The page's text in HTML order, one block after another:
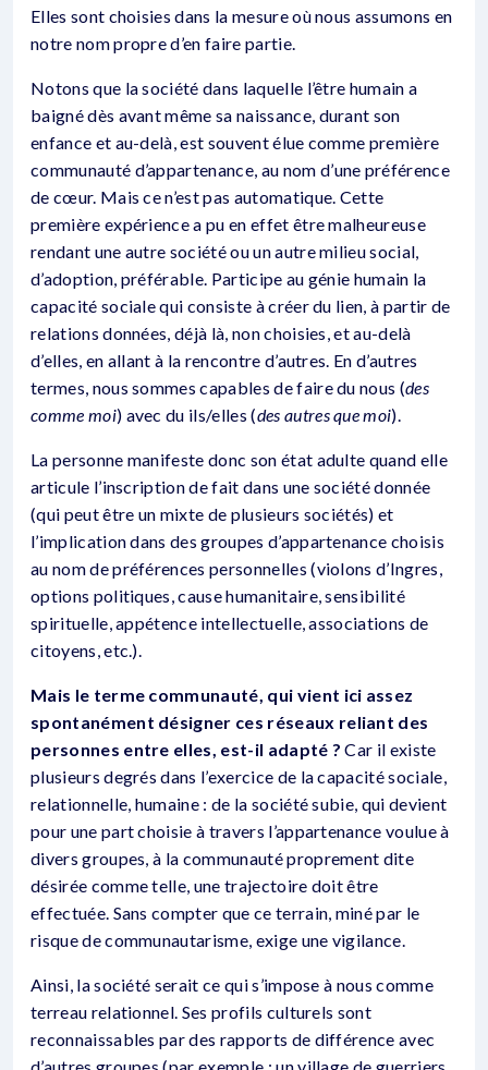
Elles sont choisies dans la mesure où nous assumons en
notre nom propre d’en faire partie.
Notons que la société dans laquelle l’être humain a
baigné dès avant même sa naissance, durant son
enfance et au-delà, est souvent élue comme première
communauté d’appartenance, au nom d’une préférence
de cœur. Mais ce n’est pas automatique. Cette
première expérience a pu en effet être malheureuse
rendant une autre société ou un autre milieu social,
d’adoption, préférable. Participe au génie humain la
capacité sociale qui consiste à créer du lien, à partir de
relations données, déjà là, non choisies, et au-delà
d’elles, en allant à la rencontre d’autres. En d’autres
termes, nous sommes capables de faire du nous (des
comme moi) avec du ils/elles (des autres que moi).
La personne manifeste donc son état adulte quand elle
articule l’inscription de fait dans une société donnée
(qui peut être un mixte de plusieurs sociétés) et
l’implication dans des groupes d’appartenance choisis
au nom de préférences personnelles (violons d’Ingres,
options politiques, cause humanitaire, sensibilité
spirituelle, appétence intellectuelle, associations de
citoyens, etc.).
Mais le terme communauté, qui vient ici assez
spontanément désigner ces réseaux reliant des
personnes entre elles, est-il adapté ? Car il existe
plusieurs degrés dans l’exercice de la capacité sociale,
relationnelle, humaine : de la société subie, qui devient
pour une part choisie à travers l’appartenance voulue à
divers groupes, à la communauté proprement dite
désirée comme telle, une trajectoire doit être
effectuée. Sans compter que ce terrain, miné par le
risque de communautarisme, exige une vigilance.
Ainsi, la société serait ce qui s’impose à nous comme
terreau relationnel. Ses profils culturels sont
reconnaissables par des rapports de différence avec